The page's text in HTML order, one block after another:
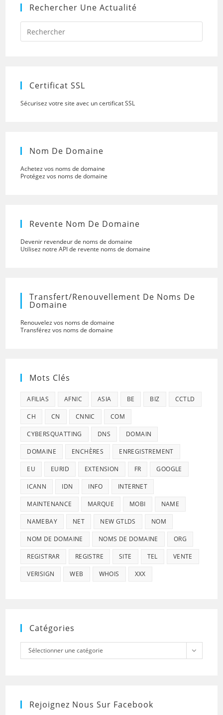
Rechercher Une Actualité
Press
to
Certificat SSL
Sécurisez votre site avec un certificat SSL
Nom De Domaine
Achetez vos noms de domaine
Protégez vos noms de domaine
Revente Nom De Domaine
Devenir revendeur de noms de domaine
Utilisez notre API de revente noms de domaine
Transfert/renouvellement De Noms De
Domaine
Renouvelez vos noms de domaine
Transférez vos noms de domaine
Mots Clés
AFILIAS AFNIC ASIA BE BIZ CCTLD
CH CN CNNIC COM
CYBERSQUATTING DNS DOMAIN
DOMAINE ENCHÈRES ENREGISTREMENT
EU EURID EXTENSION FR GOOGLE
ICANN IDN INFO INTERNET
MAINTENANCE MARQUE MOBI NAME
NAMEBAY NET NEW GTLDS NOM
NOM DE DOMAINE NOMS DE DOMAINE ORG
REGISTRAR REGISTRE SITE TEL VENTE
VERISIGN WEB WHOIS XXX
Catégories
Catégories
Sélectionner une catégorie
Rejoignez Nous Sur Facebook